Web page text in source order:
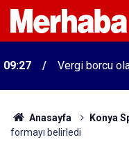
09:27 Vergi borcu
Anasayfa Konya
formayı belirledi